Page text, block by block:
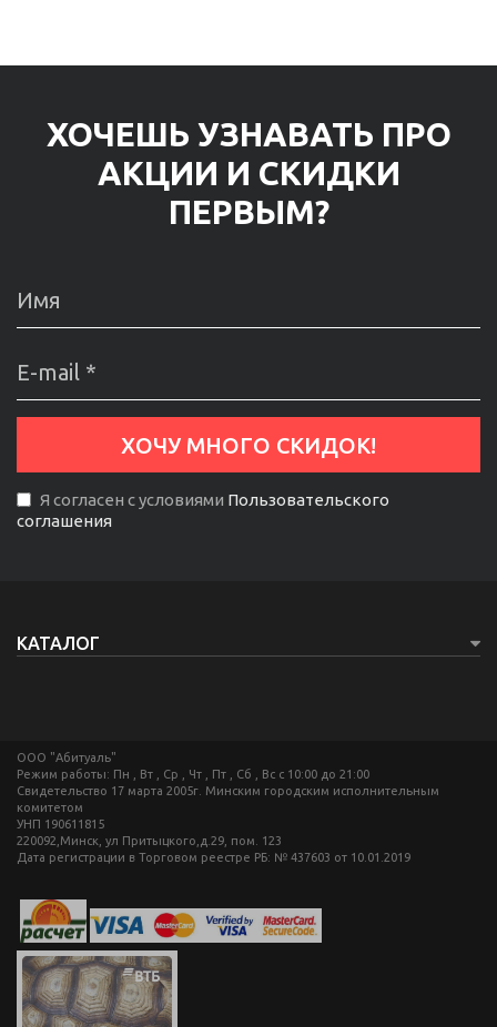
ХОЧЕШЬ УЗНАВАТЬ ПРО
АКЦИИ И СКИДКИ
ПЕРВЫМ?
Я согласен с условиями Пользовательского
соглашения
КАТАЛОГ
ООО "Абитуаль"
Режим работы: Пн , Вт , Ср , Чт , Пт , Сб , Вс c 10:00 до 21:00
Свидетельство 17 марта 2005г. Минским городским исполнительным
комитетом
УНП 190611815
220092,Минск, ул Притыцкого,д.29, пом. 123
Дата регистрации в Торговом реестре РБ: № 437603 от 10.01.2019